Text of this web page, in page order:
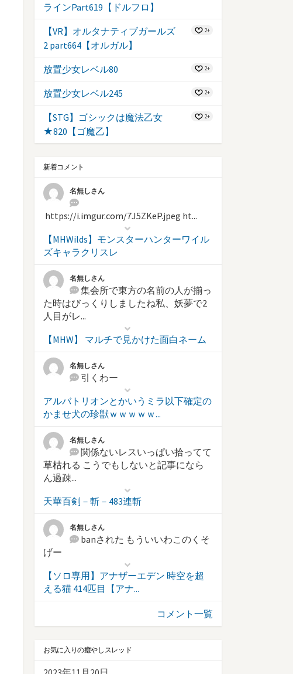
ラインPart619【ドルフロ】
【VR】オルタナティブガールズ
2 part664【オルガル】
2+
放置少女レベル80 2+
放置少女レベル245 2+
【STG】ゴシックは魔法乙女
★820【ゴ魔乙】
2+
新着コメント
名無しさん
https://i.imgur.com/7J5ZKeP.jpeg ht...
【MHWilds】モンスターハンターワイル
ズキャラクリスレ
名無しさん
集会所で東方の名前の人が揃っ
た時はびっくりしましたね私、妖夢で2
人目がレ...
【MHW】 マルチで見かけた面白ネーム
名無しさん
引くわー
アルバトリオンとかいうミラ以下確定の
かませ犬の珍獣ｗｗｗｗｗ...
名無しさん
関係ないレスいっぱい拾ってて
草枯れる こうでもしないと記事になら
ん過疎...
天華百剣－斬－483連斬
名無しさん
banされた もういいわこのくそ
げー
【ソロ専用】アナザーエデン 時空を超
える猫 414匹目【アナ...
コメント一覧
お気に入りの癒やしスレッド